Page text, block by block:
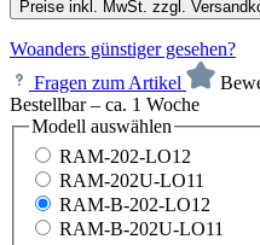
Preise inkl. MwSt. zzgl.
Woanders günstiger gesehen?
Fragen zum Artikel
Bestellbar – ca. 1 Woche
Modell auswählen
RAM-202-LO12
RAM-202U-LO11
RAM-B-202-LO12
RAM-B-202U-LO11